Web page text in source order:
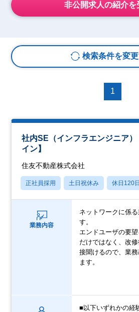
非公開求人の紹介を
検索条件を変
1
社内SE（インフラエンジニア
イン】
住友不動産株式会社
正社員採用 土日祝休み 休日120
業務内容
ネットワークに係
す。
エンドユーザの要
だけではなく、改
接聞けるので、業
ます。
■以下いずれかの経